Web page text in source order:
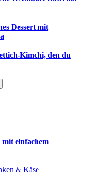
Dessert mit
Kimchi, den du
einfachem